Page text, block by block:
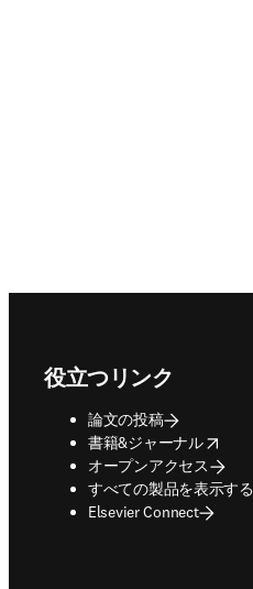
役立つリンク
論文の投稿
書籍&ジャーナル
opens in new tab/window
オープンアクセス
すべての製品を表示する
Elsevier Connect